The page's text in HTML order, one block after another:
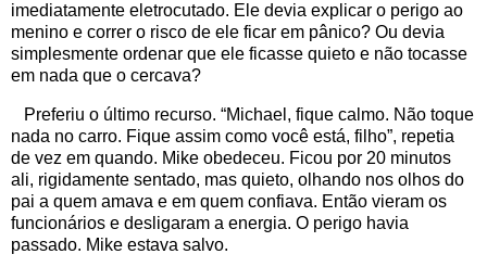
imediatamente eletrocutado. Ele devia explicar o perigo ao
menino e correr o risco de ele ficar em pânico? Ou devia
simplesmente ordenar que ele ficasse quieto e não tocasse
em nada que o cercava?
Preferiu o último recurso. “Michael, fique calmo. Não toque
nada no carro. Fique assim como você está, filho”, repetia
de vez em quando. Mike obedeceu. Ficou por 20 minutos
ali, rigidamente sentado, mas quieto, olhando nos olhos do
pai a quem amava e em quem confiava. Então vieram os
funcionários e desligaram a energia. O perigo havia
passado. Mike estava salvo.